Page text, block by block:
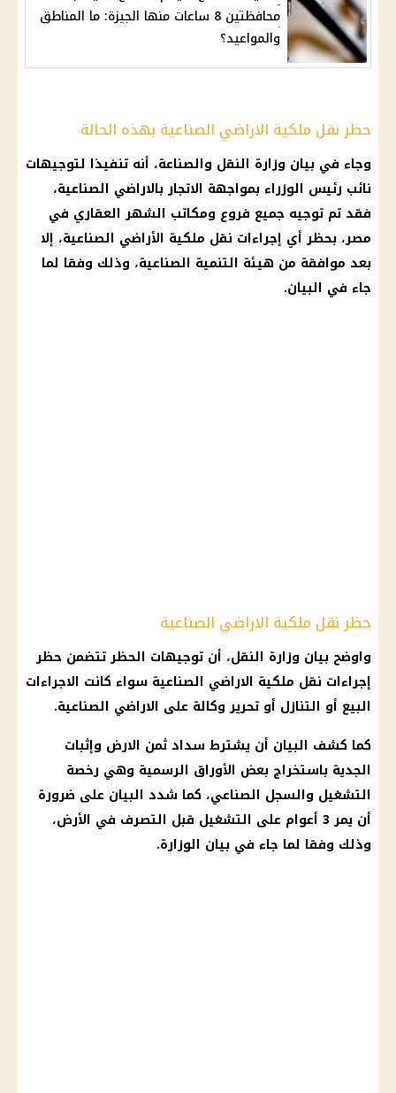
محافظتين 8 ساعات منها الجيزة: ما المناطق
والمواعيد؟
حظر نقل ملكية الاراضي الصناعية بهذه الحالة
وجاء في بيان وزارة النقل والصناعة، أنه تنفيذا لتوجيهات
نائب رئيس الوزراء بمواجهة الاتجار بالاراضي الصناعية،
فقد تم توجيه جميع فروع ومكاتب الشهر العقاري في
مصر، بحظر أي إجراءات نقل ملكية الأراضي الصناعية، إلا
بعد موافقة من هيئة التنمية الصناعية، وذلك وفقا لما
جاء في البيان.
حظر نقل ملكية الاراضي الصناعية
واوضح بيان وزارة النقل، أن توجيهات الحظر تتضمن حظر
إجراءات نقل ملكية الاراضي الصناعية سواء كانت الاجراءات
البيع أو التنازل أو تحرير وكالة على الاراضي الصناعية.
كما كشف البيان أن يشترط سداد ثمن الارض وإثبات
الجدية باستخراج بعض الأوراق الرسمية وهي رخصة
التشغيل والسجل الصناعي، كما شدد البيان على ضرورة
أن يمر 3 أعوام على التشغيل قبل التصرف في الأرض،
وذلك وفقا لما جاء في بيان الوزارة.